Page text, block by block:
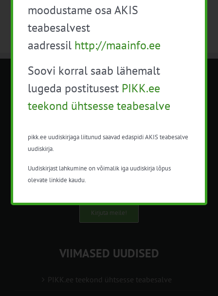
METK NÕUANDETEENISTUS
Nõuandeteenistuse nimetuse alt
nõustamisteenuseid.
info@pikk.ee
Kirjuta meile!
VIIMASED UUDISED
PIKK.ee teekond ühtsesse teabesalve
moodustame osa AKIS
teabesalvest
aadressil http://maainfo.ee
Soovi korral saab lähemalt
lugeda postitusest PIKK.ee
teekond ühtsesse teabesalve
pikk.ee uudiskirjaga liitunud saavad edaspidi AKIS teabesalve
uudiskirja.
Uudiskirjast lahkumine on võimalik iga uudiskirja lõpus
olevate linkide kaudu.